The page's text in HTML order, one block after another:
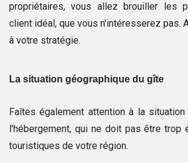
propriétaires, vous allez brouiller les
client idéal, que vous n'intéresserez pas.
à votre stratégie.
La situation géographique du gîte
Faîtes également attention à la
l'hébergement, qui ne doit pas être trop
touristiques de votre région.